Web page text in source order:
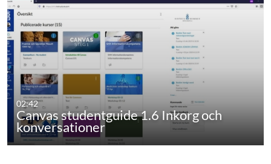
02:42
Canvas studentguide 1.6 Inkorg och
konversationer